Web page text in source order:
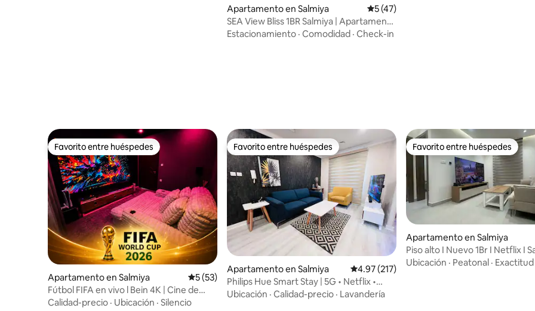
Apartamento en Salmiya Calificación promedio: 5 de 5, 47 reseñas
5 (47)
SEA View Bliss 1BR Salmiya | Apartamento
con vistas al mar
Estacionamiento · Comodidad · Check-in
Favorito entre huéspedes
Favorito entre huéspedes
Apartamento en Salmiya Calificación promedio: 5 de 5, 53 reseñas
5 (53)
Fútbol FIFA en vivo l Bein 4K | Cine de
100” | ATMOS
Calidad-precio · Ubicación · Silencio
Favorito entre huéspedes
Favorito entre huéspedes
Apartamento en Salmiya Calificación promedio: 4.97 de 5, 217 reseñas
4.97 (217)
Philips Hue Smart Stay | 5G • Netflix •
Espresso
Ubicación · Calidad-precio · Lavandería
Favorito entre huéspedes
Favorito entre huéspedes
Apartamento en Salmiya
Piso alto I Nuevo 1Br I Netflix I
Ubicación · Peatonal · Exactitud